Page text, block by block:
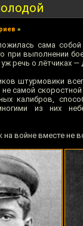
»
сама
при выполнении
речь о лётчиках —
штурмовики
самой
калибров,
из них
войне вместе не